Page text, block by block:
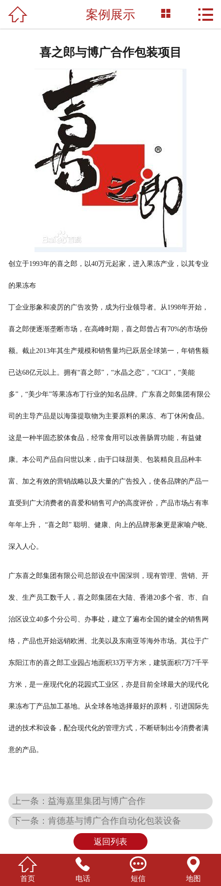
网站首页
技术支持
联系我们
 案例展示  
喜之郎与博广合作包装项目
创立于1993年的喜之郎，以40万元起家，进入果冻产业，以其专业
的果冻布
丁企业形象和凌厉的广告攻势，成为行业领导者。从1998年开始，
喜之郎便逐渐垄断市场，在高峰时期，喜之郎曾占有70%的市场份
额。截止2013年其生产规模和销售量均已跃居全球第一，年销售额
已达68亿元以上。拥有“喜之郎”，“水晶之恋”，“CICI”，“美能
多”，“美少年”等果冻布丁行业的知名品牌。广东喜之郎集团有限公
司的主导产品是以海藻提取物为主要原料的果冻、布丁休闲食品。
这是一种半固态胶体食品，经常食用可以改善肠胃功能，有益健
康。本公司产品自问世以来，由于口味甜美、包装精良且品种丰
富、加之有效的营销战略以及大量的广告投入，使各品牌的产品一
直受到广大消费者的喜爱和销售可户的高度评价，产品市场占有率
年年上升， “喜之郎” 聪明、健康、向上的品牌形象更是家喻户晓、
深入人心。
广东喜之郎集团有限公司总部设在中国深圳，现有管理、营销、开
发、生产员工数千人，喜之郎集团在大陆、香港20多个省、市、自
治区设立40多个分公司、办事处，建立了遍布全国的健全的销售网
络，产品也开始远销欧洲、北美以及东南亚等海外市场。其位于广
东阳江市的喜之郎工业园占地面积33万平方米，建筑面积7万7千平
方米，是一座现代化的花园式工业区，亦是目前全球最大的现代化
果冻布丁产品加工基地。从全球各地选择最好的原料，引进国际先
进的技术和设备，配合现代化的管理方式，不断研制出令消费者满
意的产品。
上一条：益海嘉里集团与博广合作
下一条：肯德基与博广合作自动化包装设备
返回列表

首页

电话

短信

地图